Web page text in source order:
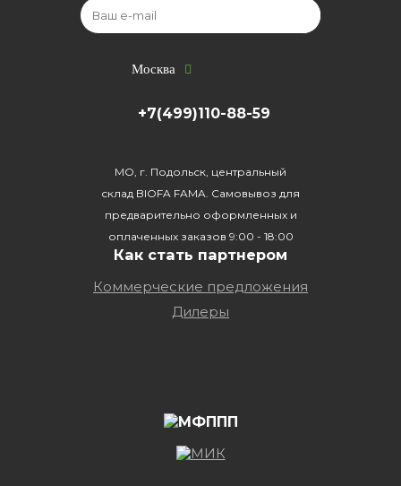
Москва
+7(499)110-88-59
МО, г. Подольск, центральный
склад BIOFA FAMA. Самовывоз для
предварительно оформленных и
оплаченных заказов 9:00 - 18:00
Как стать партнером
Коммерческие предложения
Дилеры